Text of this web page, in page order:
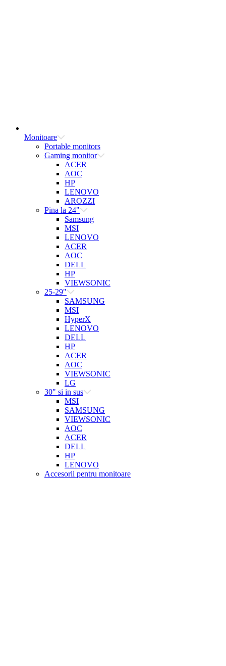
Monitoare
Portable monitors
Gaming monitor
ACER
AOC
HP
LENOVO
AROZZI
Pina la 24"
Samsung
MSI
LENOVO
ACER
AOC
DELL
HP
VIEWSONIC
25-29"
SAMSUNG
MSI
HyperX
LENOVO
DELL
HP
ACER
AOC
VIEWSONIC
LG
30" si in sus
MSI
SAMSUNG
VIEWSONIC
AOC
ACER
DELL
HP
LENOVO
Accesorii pentru monitoare